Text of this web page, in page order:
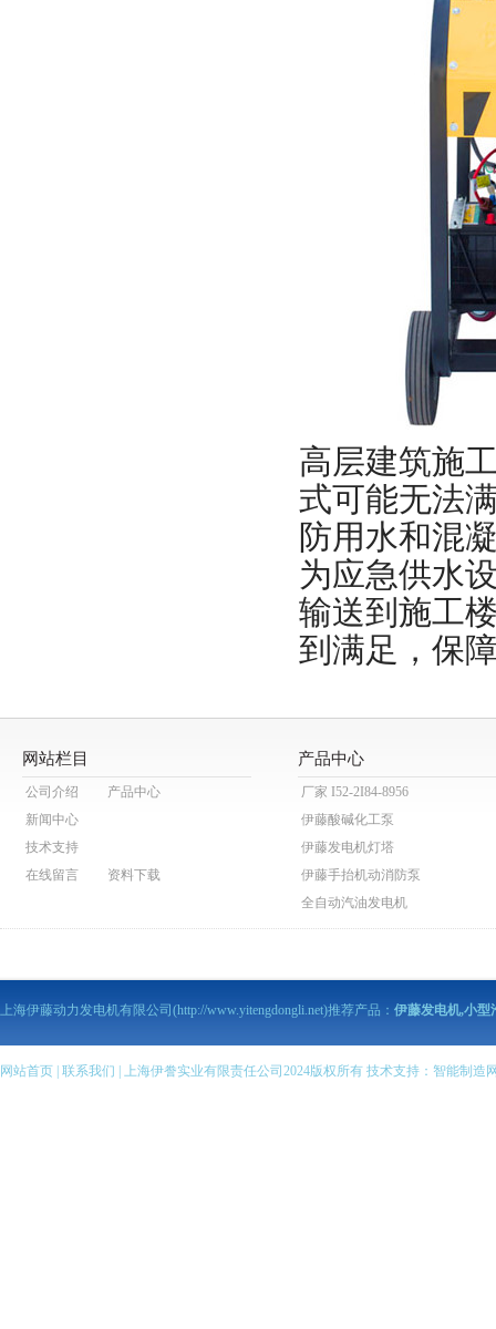
高层建筑施
式可能无法
防用水和混
为应急供水
输送到施工
到满足，保
网站栏目
公司介绍
产品中心
新闻中心
技术支持
在线留言
资料下载
产品中心
厂家 I52-2I84-8956
伊藤酸碱化工泵
伊藤发电机灯塔
伊藤手抬机动消防泵
全自动汽油发电机
伊藤动力泥浆泵
伊藤柴油发电机
伊藤汽油机抽水泵
上海伊藤动力发电机有限公司(http://www.yitengdongli.net)推荐产品： 伊藤发电机,小型
网站首页 联系我们 | 上海伊誊实业有限责任公司2024版权所有 技术支持： 智能制造